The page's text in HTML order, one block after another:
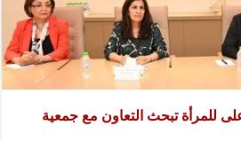
للمرأة تبحث التعاون مع جمعية